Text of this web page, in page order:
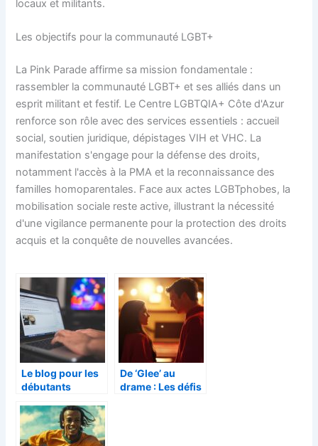
locaux et militants.
Les objectifs pour la communauté LGBT+
La Pink Parade affirme sa mission fondamentale :
rassembler la communauté LGBT+ et ses alliés dans un
esprit militant et festif. Le Centre LGBTQIA+ Côte d'Azur
renforce son rôle avec des services essentiels : accueil
social, soutien juridique, dépistages VIH et VHC. La
manifestation s'engage pour la défense des droits,
notamment l'accès à la PMA et la reconnaissance des
familles homoparentales. Face aux actes LGBTphobes, la
mobilisation sociale reste active, illustrant la nécessité
d'une vigilance permanente pour la protection des droits
acquis et la conquête de nouvelles avancées.
Le blog pour les
débutants
De ‘Glee’ au
drame : Les défis